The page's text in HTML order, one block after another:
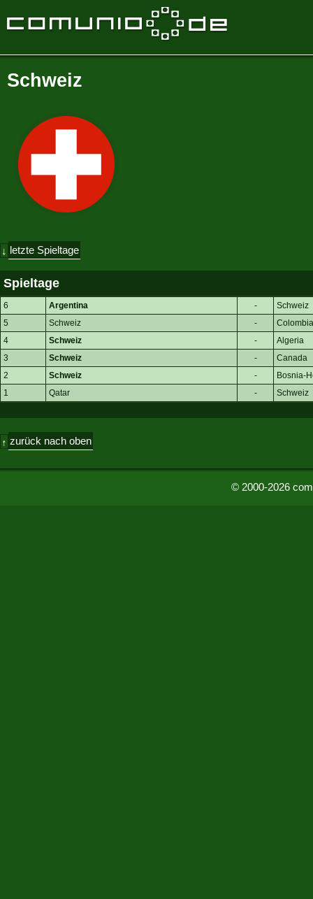
Schweiz
↓ letzte Spieltage
Spieltage
6 Argentina -
Schweiz
5
Schweiz -
Colombia
4
Schweiz -
Algeria
3
Schweiz -
Canada
2
Schweiz -
Bosnia-
1
Qatar - Schweiz
↑ zurück nach oben
© 2000-2026